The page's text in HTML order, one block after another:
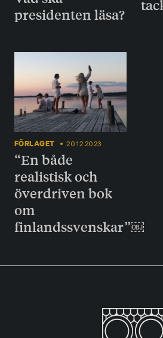
presidenten läsa?
FÖRLAGET 20.12.2023
“En både
realistisk och
överdriven bok
om
finlandssvenskar”￼